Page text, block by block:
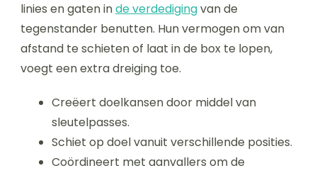
linies en gaten inde verdedigingvan de
tegenstander benutten. Hun vermogen om van
afstand te schieten of laat in de box te lopen,
voegt een extra dreiging toe.
Creëert doelkansen door middel van
sleutelpasses.
Schiet op doel vanuit verschillende posities.
Coördineert met aanvallers om de